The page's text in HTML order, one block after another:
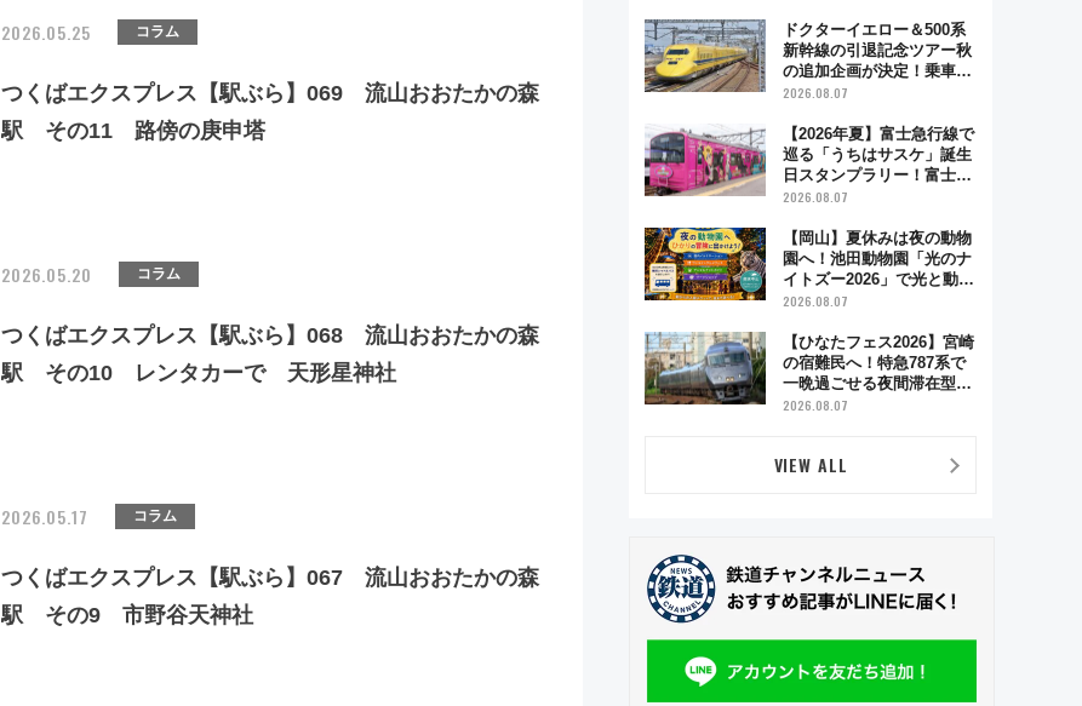
2026.05.25 コラム
つくばエクスプレス【駅ぶら】069 流山おおたかの森
駅 その11 路傍の庚申塔
2026.05.20 コラム
つくばエクスプレス【駅ぶら】068 流山おおたかの森
駅 その10 レンタカーで 天形星神社
2026.05.17 コラム
つくばエクスプレス【駅ぶら】067 流山おおたかの森
駅 その9 市野谷天神社
「島原鉄道」
ドクターイエロー＆500系
新幹線の引退記念ツアー秋
の追加企画が決定！乗車体
験やグッズ・ホテル情報ま
2026.08.07
【2026年夏】富士急行線で
巡る「うちはサスケ」誕生
日スタンプラリー！富士急
ハイランド限定グルメ＆グ
2026.08.07
【岡山】夏休みは夜の動物
園へ！池田動物園「光のナ
イトズー2026」で光と動物
が彩る特別な夜
2026.08.07
【ひなたフェス2026】宮崎
の宿難民へ！特急787系で
一晩過ごせる夜間滞在型イ
ベント「スワローおひさ
2026.08.07
VIEW ALL